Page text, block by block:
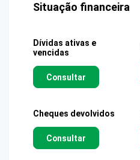
Situação financeira
Dívidas ativas e
vencidas
Consultar
Cheques devolvidos
Consultar